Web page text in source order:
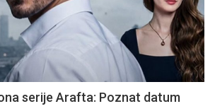
serije Arafta: Poznat datum